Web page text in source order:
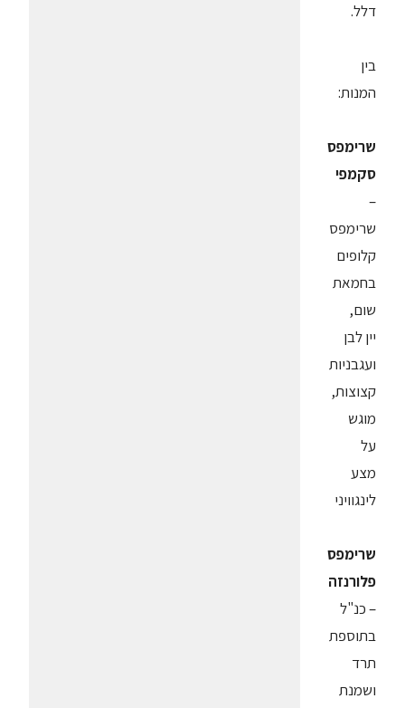
דלל.
בין
המנות:
שרימפס
סקמפי
–
שרימפס
קלופים
בחמאת
שום,
יין לבן
ועגבניות
קצוצות,
מוגש
על
מצע
לינגוויני
שרימפס
פלורנזה
– כנ"ל
בתוספת
תרד
ושמנת